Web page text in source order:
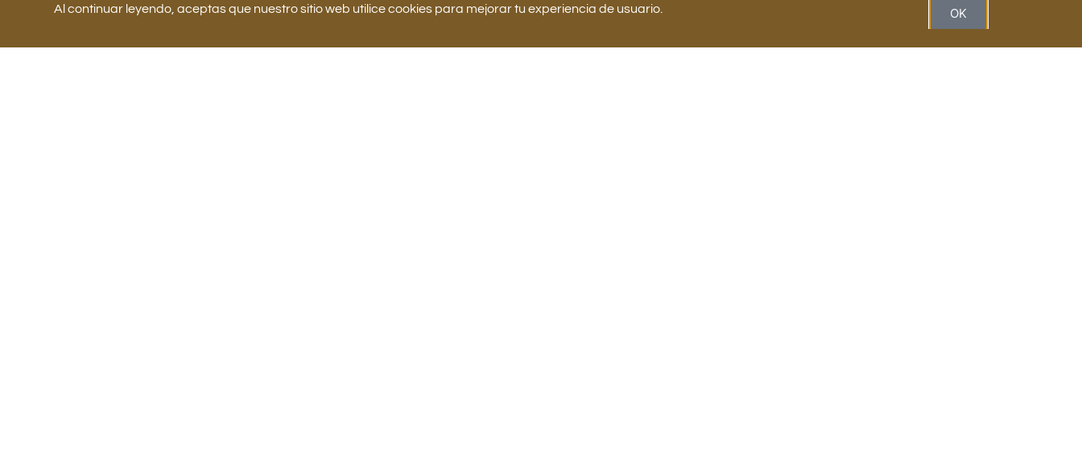
Todos los miembros
Al continuar leyendo, aceptas que nuestro sitio web utilice cookies para mejorar tu experiencia de usuario. OK